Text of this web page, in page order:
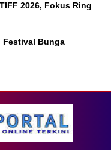
2026, Fokus Ring
Festival Bunga